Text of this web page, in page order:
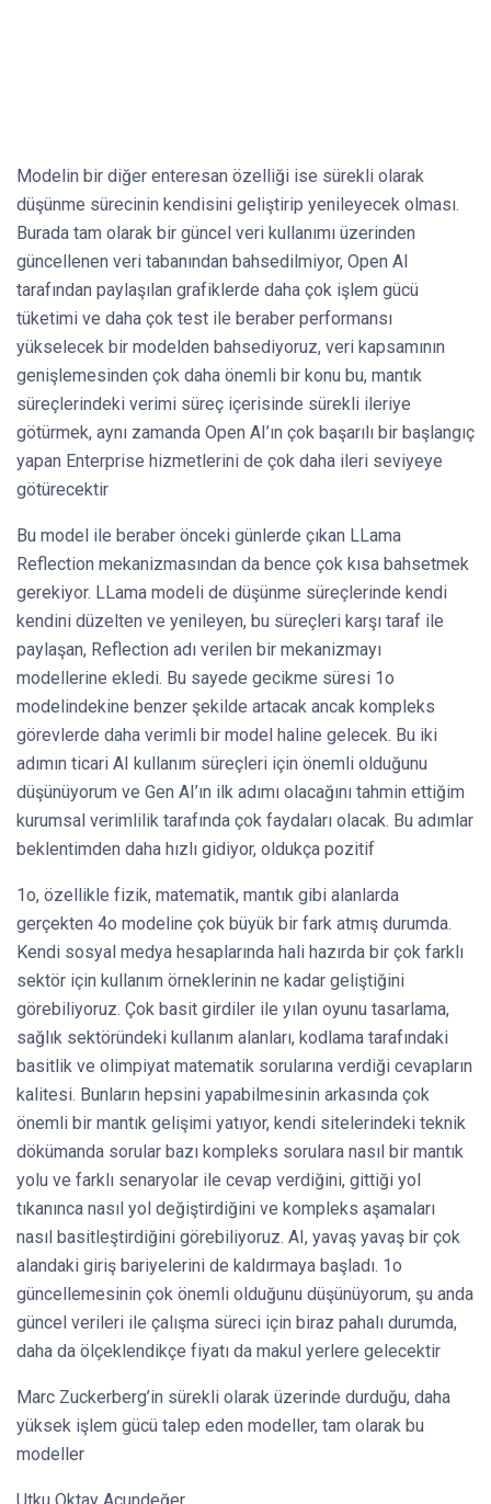
Modelin bir diğer enteresan özelliği ise sürekli olarak
düşünme sürecinin kendisini geliştirip yenileyecek olması.
Burada tam olarak bir güncel veri kullanımı üzerinden
güncellenen veri tabanından bahsedilmiyor, Open AI
tarafından paylaşılan grafiklerde daha çok işlem gücü
tüketimi ve daha çok test ile beraber performansı
yükselecek bir modelden bahsediyoruz, veri kapsamının
genişlemesinden çok daha önemli bir konu bu, mantık
süreçlerindeki verimi süreç içerisinde sürekli ileriye
götürmek, aynı zamanda Open AI’ın çok başarılı bir başlangıç
yapan Enterprise hizmetlerini de çok daha ileri seviyeye
götürecektir
Bu model ile beraber önceki günlerde çıkan LLama
Reflection mekanizmasından da bence çok kısa bahsetmek
gerekiyor. LLama modeli de düşünme süreçlerinde kendi
kendini düzelten ve yenileyen, bu süreçleri karşı taraf ile
paylaşan, Reflection adı verilen bir mekanizmayı
modellerine ekledi. Bu sayede gecikme süresi 1o
modelindekine benzer şekilde artacak ancak kompleks
görevlerde daha verimli bir model haline gelecek. Bu iki
adımın ticari AI kullanım süreçleri için önemli olduğunu
düşünüyorum ve Gen AI’ın ilk adımı olacağını tahmin ettiğim
kurumsal verimlilik tarafında çok faydaları olacak. Bu adımlar
beklentimden daha hızlı gidiyor, oldukça pozitif
1o, özellikle fizik, matematik, mantık gibi alanlarda
gerçekten 4o modeline çok büyük bir fark atmış durumda.
Kendi sosyal medya hesaplarında hali hazırda bir çok farklı
sektör için kullanım örneklerinin ne kadar geliştiğini
görebiliyoruz. Çok basit girdiler ile yılan oyunu tasarlama,
sağlık sektöründeki kullanım alanları, kodlama tarafındaki
basitlik ve olimpiyat matematik sorularına verdiği cevapların
kalitesi. Bunların hepsini yapabilmesinin arkasında çok
önemli bir mantık gelişimi yatıyor, kendi sitelerindeki teknik
dökümanda sorular bazı kompleks sorulara nasıl bir mantık
yolu ve farklı senaryolar ile cevap verdiğini, gittiği yol
tıkanınca nasıl yol değiştirdiğini ve kompleks aşamaları
nasıl basitleştirdiğini görebiliyoruz. AI, yavaş yavaş bir çok
alandaki giriş bariyelerini de kaldırmaya başladı. 1o
güncellemesinin çok önemli olduğunu düşünüyorum, şu anda
güncel verileri ile çalışma süreci için biraz pahalı durumda,
daha da ölçeklendikçe fiyatı da makul yerlere gelecektir
Marc Zuckerberg’in sürekli olarak üzerinde durduğu, daha
yüksek işlem gücü talep eden modeller, tam olarak bu
modeller